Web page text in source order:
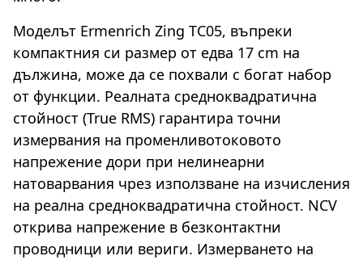
Моделът Ermenrich Zing TC05, въпреки
компактния си размер от едва 17 cm на
дължина, може да се похвали с богат набор
от функции. Реалната средноквадратична
стойност (True RMS) гарантира точни
измервания на променливотоковото
напрежение дори при нелинеарни
натоварвания чрез използване на изчисления
на реална средноквадратична стойност. NCV
открива напрежение в безконтактни
проводници или вериги. Измерването на